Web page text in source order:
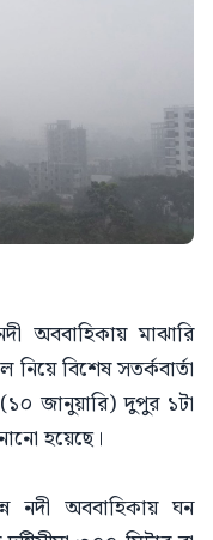
অববাহিকায় মাঝারি
বিশেষ সতর্কবার্তা
জানুয়ারি) দুপুর ১টা
হয়েছে।
নদী অববাহিকায় ঘন